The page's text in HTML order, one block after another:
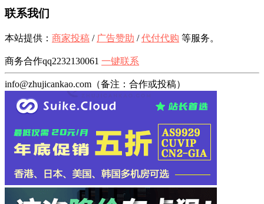
联系我们
本站提供： 商家投稿 / 广告赞助 /代付代购 等服务。
商务合作qq2232130061 一键联系
info@zhujicankao.com（备注：合作或投稿）